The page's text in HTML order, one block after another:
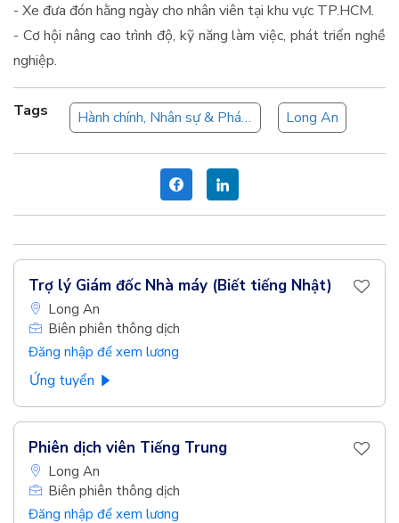
- Xe đưa đón hằng ngày cho nhân viên tại khu vực TP.HCM.
- Cơ hội nâng cao trình độ, kỹ năng làm việc, phát triển nghề
nghiệp.
Tags Hành chính, Nhân sự & Pháp chế Long An
Trợ lý Giám đốc Nhà máy (Biết tiếng Nhật)
Long An
Biên phiên thông dịch
Đăng nhập để xem lương
Ứng tuyển
Phiên dịch viên Tiếng Trung
Long An
Biên phiên thông dịch
Đăng nhập để xem lương